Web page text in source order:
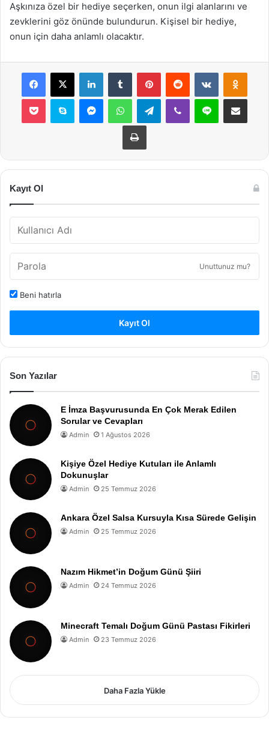
Aşkınıza özel bir hediye seçerken, onun ilgi alanlarını ve
zevklerini göz önünde bulundurun. Kişisel bir hediye,
onun için daha anlamlı olacaktır.
Facebook
X LinkedInTumblr PinterestReddit VKontakte
Pocket Skype MessengerWhatsAppTelegramViber Line E-Posta ile
Yazdır
Kayıt Ol
Unuttunuz mu?
Beni hatırla
Kayıt Ol
Son Yazılar
E İmza Başvurusunda En Çok Merak Edilen
Sorular ve Cevapları
Admin 1 Ağustos 2026
Kişiye Özel Hediye Kutuları ile Anlamlı
Dokunuşlar
Admin 25 Temmuz 2026
Ankara Özel Salsa Kursuyla Kısa Sürede Gelişin
Admin 25 Temmuz 2026
Nazım Hikmet’in Doğum Günü Şiiri
Admin 24 Temmuz 2026
Minecraft Temalı Doğum Günü Pastası Fikirleri
Admin 23 Temmuz 2026
Daha Fazla Yükle